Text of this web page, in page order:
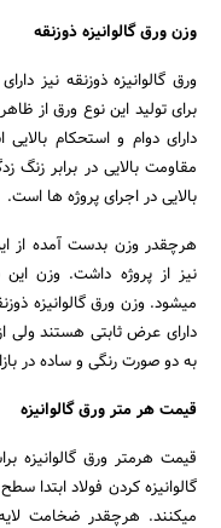
وزن ورق گالوانیزه ذوزنقه
ورق گالوانیزه ذوزنقه نیز
برای تولید این نوع ورق از
دارای دوام و استحکام
مقاومت بالایی در برابر
بالایی در اجرای پروژه ها است.
هرچقدر وزن بدست آمده از
نیز از پروژه داشت. وزن
میشود. وزن ورق گالوانیزه
دارای عرض ثابتی هستند ولی
به دو صورت رنگی و ساده در
قیمت هر متر ورق گالوانیزه
قیمت هرمتر ورق گالوانیزه
گالوانیزه کردن فولاد ابتدا
میکنند. هرچقدر ضخامت